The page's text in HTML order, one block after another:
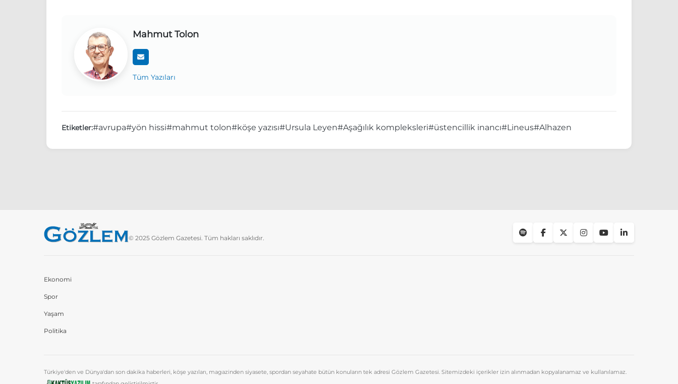
Mahmut Tolon
Tüm Yazıları
Etiketler:#avrupa#yön hissi#mahmut tolon#köşe yazısı#Ursula Leyen#Aşağılık kompleksleri#üstencillik inancı#Lineus#Alhazen
© 2025 Gözlem Gazetesi. Tüm hakları saklıdır.
Ekonomi
Spor
Yaşam
Politika
Türkiye'den ve Dünya'dan son dakika haberleri, köşe yazıları, magazinden siyasete, spordan seyahate bütün konuların tek adresi Gözlem Gazetesi. Sitemizdeki içerikler izin alınmadan kopyalanamaz ve kullanılamaz.